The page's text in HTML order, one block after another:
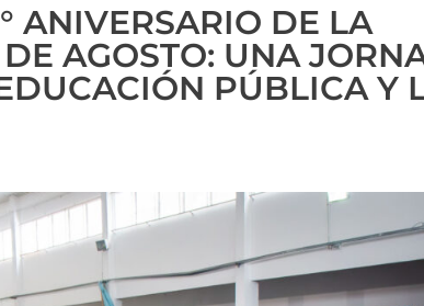
ANIVERSARIO DE LA
AGOSTO: UNA
PÚBLICA Y